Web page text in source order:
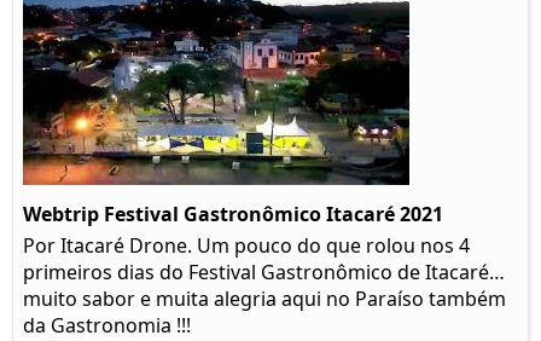
Webtrip Festival Gastronômico Itacaré 2021
Por Itacaré Drone. Um pouco do que rolou nos 4
primeiros dias do Festival Gastronômico de Itacaré…
muito sabor e muita alegria aqui no Paraíso também
da Gastronomia !!!